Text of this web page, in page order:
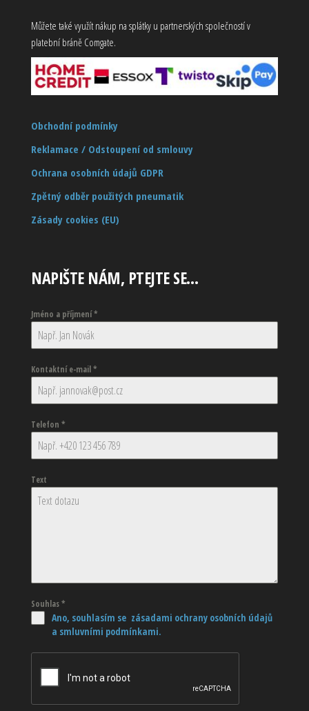
Můžete také využít nákup na splátky u partnerských společností v
platební bráně Comgate.
Obchodní podmínky
Reklamace / Odstoupení od smlouvy
Ochrana osobních údajů GDPR
Zpětný odběr použitých pneumatik
Zásady cookies (EU)
NAPIŠTE NÁM, PTEJTE SE…
Jméno a příjmení*
Kontaktní e-mail*
Telefon *
Text
Souhlas*
Ano, souhlasím se zásadami ochrany osobních údajů
a smluvními podmínkami.